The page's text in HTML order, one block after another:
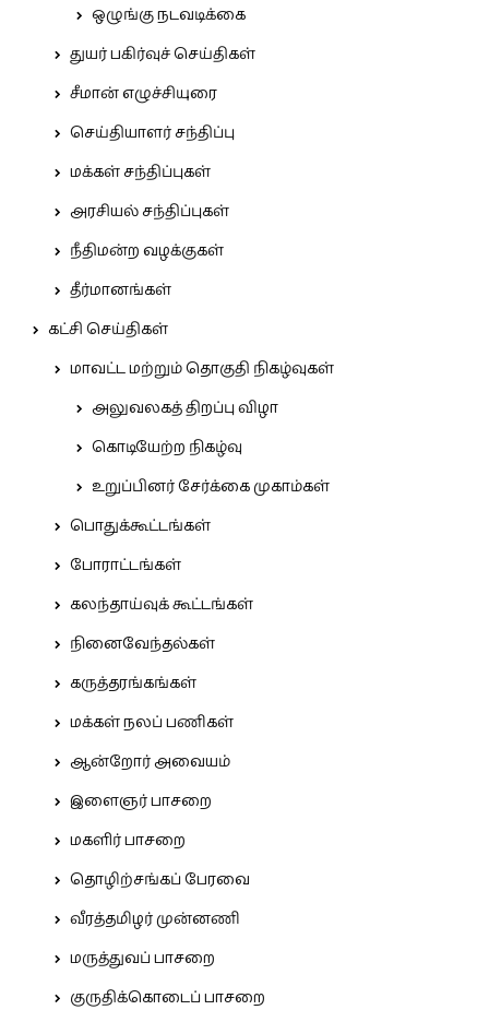
ஒழுங்கு நடவடிக்கை
துயர் பகிர்வுச் செய்திகள்
சீமான் எழுச்சியுரை
செய்தியாளர் சந்திப்பு
மக்கள் சந்திப்புகள்
அரசியல் சந்திப்புகள்
நீதிமன்ற வழக்குகள்
தீர்மானங்கள்
கட்சி செய்திகள்
மாவட்ட மற்றும் தொகுதி நிகழ்வுகள்
அலுவலகத் திறப்பு விழா
கொடியேற்ற நிகழ்வு
உறுப்பினர் சேர்க்கை முகாம்கள்
பொதுக்கூட்டங்கள்
போராட்டங்கள்
கலந்தாய்வுக் கூட்டங்கள்
நினைவேந்தல்கள்
கருத்தரங்கங்கள்
மக்கள் நலப் பணிகள்
ஆன்றோர் அவையம்
இளைஞர் பாசறை
மகளிர் பாசறை
தொழிற்சங்கப் பேரவை
வீரத்தமிழர் முன்னணி
மருத்துவப் பாசறை
குருதிக்கொடைப் பாசறை